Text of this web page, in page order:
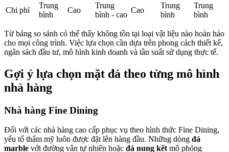
Chi phí
Trung
bình
Cao
Trung
bình - cao
Cao
Trung
bình
Trung
bình
Từ bảng so sánh có thể thấy không tồn tại loại vật liệu nào hoàn hảo
cho mọi công trình. Việc lựa chọn cần dựa trên phong cách thiết kế,
ngân sách đầu tư, mô hình kinh doanh và tần suất sử dụng thực tế.
Gợi ý lựa chọn mặt đá theo từng mô hình
nhà hàng
Nhà hàng Fine Dining
Đối với các nhà hàng cao cấp phục vụ theo hình thức Fine Dining,
yếu tố thẩm mỹ luôn được đặt lên hàng đầu. Những dòng đá
marble với đường vân tự nhiên hoặc đá nung kết mô phỏng